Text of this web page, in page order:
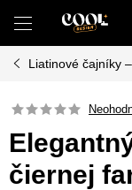
obsah
Liatinové čajníky
čiernej